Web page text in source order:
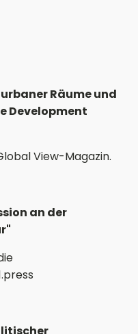
Räume und
Development
View-Magazin.
an der